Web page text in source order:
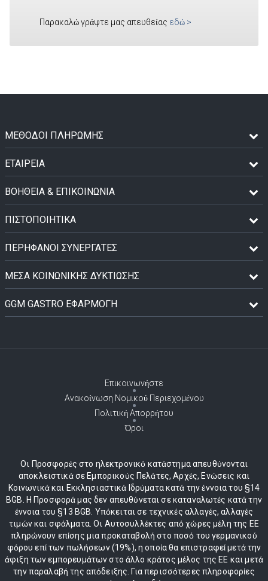
Παρακαλώ γράψτε μας απευθείας εδώ >
ΜΈΘΟΔΟΙ ΠΛΗΡΩΜΉΣ
ΕΤΑΙΡΕΙΑ
ΒΟΗΘΕΙΑ & ΕΠΙΚΟΙΝΩΝΙΑ
ΠΙΣΤΟΠΟΙΗΤΙΚΆ
ΠΕΡΉΦΑΝΟΙ ΣΥΝΕΡΓΆΤΕΣ
ΜΈΣΑ ΚΟΙΝΩΝΙΚΉΣ ΔΥΚΤΊΩΣΗΣ
GGM GASTRO ΕΦΑΡΜΟΓΉ
Επικοινωνήστε
Ανακοίνωση Νομικού Περιεχομένου
Πολιτική Απορρήτου
Όροι
Οι Προσφορές στο ηλεκτρονικό κατάστημα απευθύνονται
αποκλειστικά σε Εμπορικούς Πελάτες, Αρχές, Ενώσεις και
Κοινωνικά και Εκκλησιαστικά Ιδρύματα κατά την έννοια του §14
BGB. Η Προσφορά μας δεν απευθύνεται σε καταναλωτές κατά την
έννοια του §13 BGB. Υπόκειται σε τεχνικές αλλαγές, αλλαγές
τιμών και σφάλματα. Οι Αυτοσυλλέκτες από χώρες μέλη της ΕΕ
πληρώνουν επίσης μια προκαταβολή στο ποσό του γερμανικού
φόρου επί των πωλήσεων (19%), η οποία θα επιστραφεί μετά την
άφιξη των εμπορευμάτων στο άλλο κράτος μέλος της ΕΕ και μετά
την παραλαβή της απόδειξης. Για περισσότερες πληροφορίες